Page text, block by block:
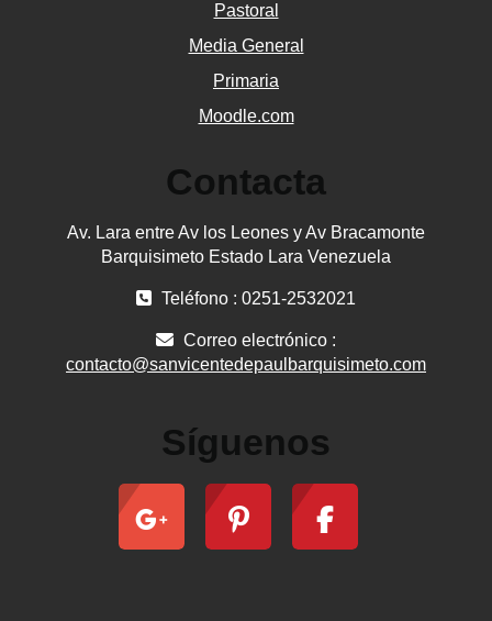
Pastoral
Media General
Primaria
Moodle.com
Contacta
Av. Lara entre Av los Leones y Av Bracamonte
Barquisimeto Estado Lara Venezuela
Teléfono : 0251-2532021
Correo electrónico :
contacto@sanvicentedepaulbarquisimeto.com
Síguenos